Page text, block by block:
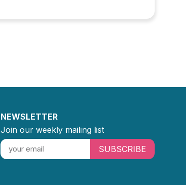
NEWSLETTER
Join our weekly mailing list
SUBSCRIBE